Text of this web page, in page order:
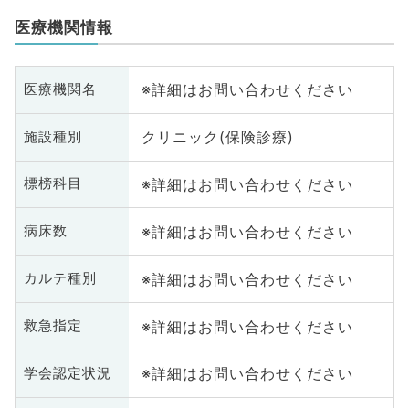
医療機関情報
医療機関名 ※詳細はお問い合わせください
施設種別 クリニック(保険診療)
標榜科目 ※詳細はお問い合わせください
病床数 ※詳細はお問い合わせください
カルテ種別 ※詳細はお問い合わせください
救急指定 ※詳細はお問い合わせください
学会認定状況 ※詳細はお問い合わせください